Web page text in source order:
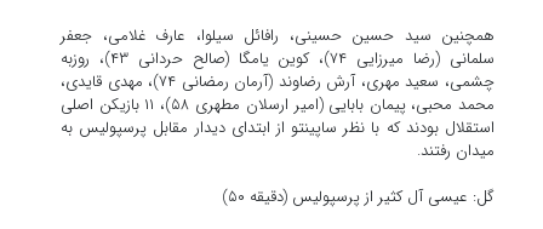
همچنین سید حسین حسینی، رافائل سیلوا، عارف غلامی، جعفر
سلمانی (رضا میرزایی ۷۴)، کوین یامگا (صالح حردانی ۴۳)، روزبه
چشمی، سعید مهری، آرش رضاوند (آرمان رمضانی ۷۴)، مهدی قایدی،
محمد محبی، پیمان بابایی (امیر ارسلان مطهری ۵۸)، ۱۱ بازیکن اصلی
استقلال بودند که با نظر ساپینتو از ابتدای دیدار مقابل پرسپولیس به
میدان رفتند.
گل: عیسی آل کثیر از پرسپولیس (دقیقه ۵۰)